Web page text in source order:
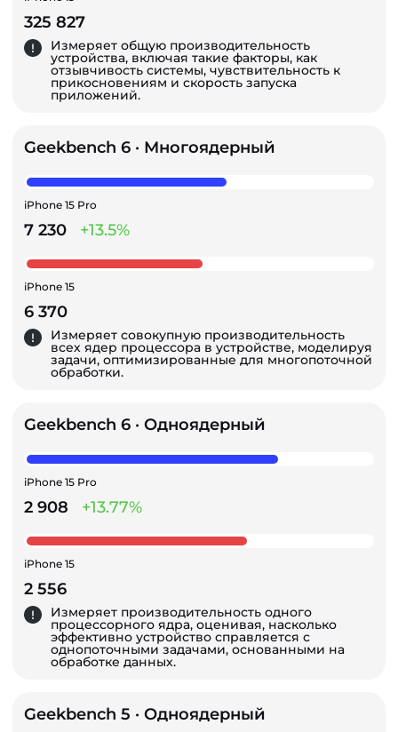
325 827
Измеряет общую производительность
устройства, включая такие факторы, как
отзывчивость системы, чувствительность к
прикосновениям и скорость запуска
приложений.
Geekbench 6 · Многоядерный
iPhone 15 Pro
7 230 +13.5%
iPhone 15
6 370
Измеряет совокупную производительность
всех ядер процессора в устройстве, моделируя
задачи, оптимизированные для многопоточной
обработки.
Geekbench 6 · Одноядерный
iPhone 15 Pro
2 908 +13.77%
iPhone 15
2 556
Измеряет производительность одного
процессорного ядра, оценивая, насколько
эффективно устройство справляется с
однопоточными задачами, основанными на
обработке данных.
Geekbench 5 · Одноядерный